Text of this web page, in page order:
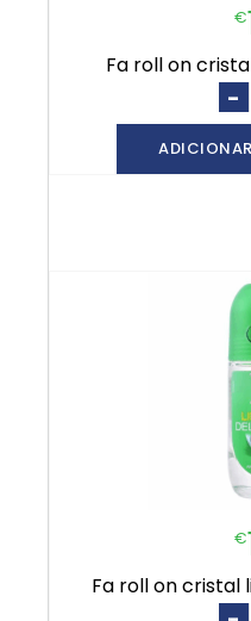
€
fa roll on
-
€
fa roll on cristal